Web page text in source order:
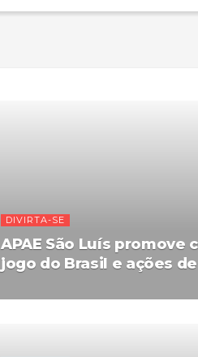
DIVIRTA-SE
APAE São Luís
jogo do Brasil e ações